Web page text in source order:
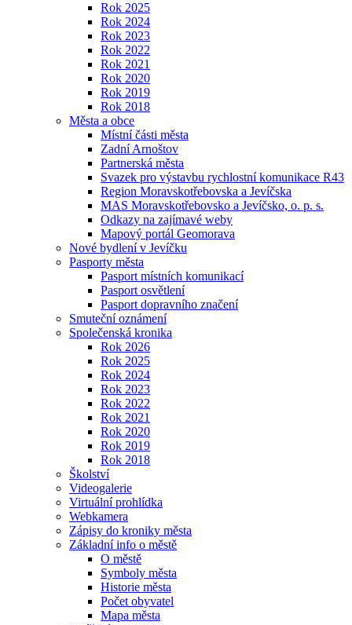
Rok 2025
Rok 2024
Rok 2023
Rok 2022
Rok 2021
Rok 2020
Rok 2019
Rok 2018
Města a obce
Místní části města
Zadní Arnoštov
Partnerská města
Svazek pro výstavbu rychlostní komunikace R43
Region Moravskotřebovska a Jevíčska
MAS Moravskotřebovsko a Jevíčsko, o. p. s.
Odkazy na zajímavé weby
Mapový portál Geomorava
Nové bydlení v Jevíčku
Pasporty města
Pasport místních komunikací
Pasport osvětlení
Pasport dopravního značení
Smuteční oznámení
Společenská kronika
Rok 2026
Rok 2025
Rok 2024
Rok 2023
Rok 2022
Rok 2021
Rok 2020
Rok 2019
Rok 2018
Školství
Videogalerie
Virtuální prohlídka
Webkamera
Zápisy do kroniky města
Základní info o městě
O městě
Symboly města
Historie města
Počet obyvatel
Mapa města